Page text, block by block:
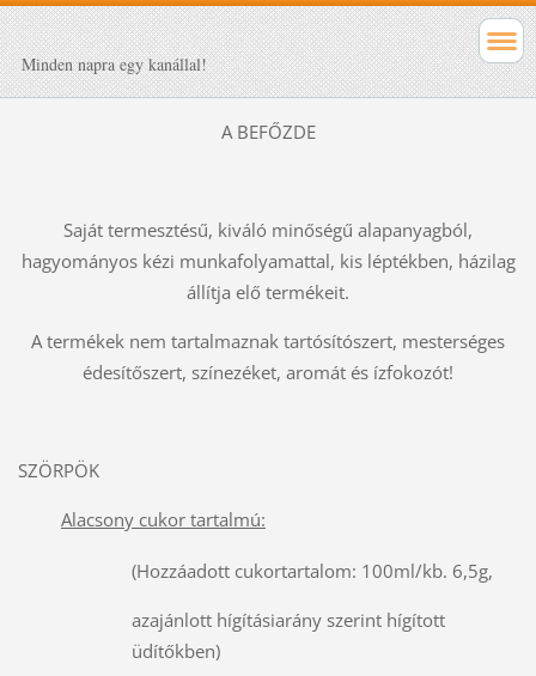
Minden napra egy kanállal!
A BEFŐZDE
Saját termesztésű, kiváló minőségű alapanyagból,
hagyományos kézi munkafolyamattal, kis léptékben, házilag
állítja elő termékeit.
A termékek nem tartalmaznak tartósítószert, mesterséges
édesítőszert, színezéket, aromát és ízfokozót!
SZÖRPÖK
Alacsony cukor tartalmú:
(Hozzáadott cukortartalom: 100ml/kb. 6,5g,
azajánlott hígításiarány szerint hígított
üdítőkben)